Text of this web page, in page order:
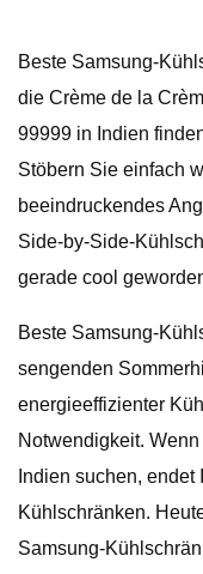
Beste Samsung-
die Crème de la
99999 in Indien
Stöbern Sie einfach
beeindruckendes
Side-by-Side-
gerade cool
Beste Samsung-
sengenden
energieeffizienter
Notwendigkeit.
Indien suchen,
Kühlschränken.
Samsung-